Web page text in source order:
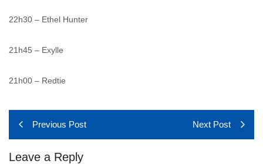
22h30 – Ethel Hunter
21h45 – Exylle
21h00 – Redtie
Previous Post Next Post
Leave a Reply